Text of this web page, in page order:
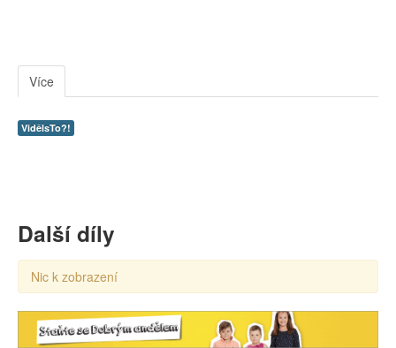
Více
VidělsTo?!
Další díly
Nic k zobrazení